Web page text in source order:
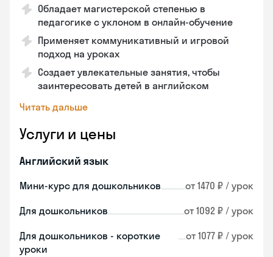
Обладает магистерской степенью в
педагогике с уклоном в онлайн-обучение
Применяет коммуникативный и игровой
подход на уроках
Создает увлекательные занятия, чтобы
заинтересовать детей в английском
Читать дальше
Услуги и цены
Английский язык
Мини-курс для дошкольников от 1470 ₽ / урок
Для дошкольников от 1092 ₽ / урок
Для дошкольников - короткие
уроки
от 1077 ₽ / урок